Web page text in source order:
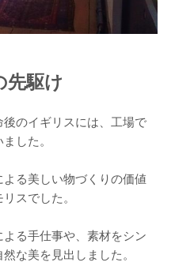
駆け
のイギリスには、工場で
した。
る美しい物づくりの価値
スでした。
る手仕事や、素材をシン
な美を見出しました。